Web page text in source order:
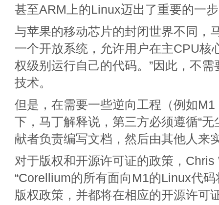
甚至ARM上的Linux迈出了重要的一
与苹果的移动芯片的封闭世界不同，
一个开放系统，允许用户在主CPU核
权级别运行自己的代码。”因此，不需
技术。
但是，在需要一些逆向工程（例如
下，马丁解释说，第三方必须遵循“无
献者负责编写文档，然后由其他人来
对于版权和开源许可证的政策，Chris
“Corellium的所有面向M1的Linux代
版权政策，并都将在相应的开源许可